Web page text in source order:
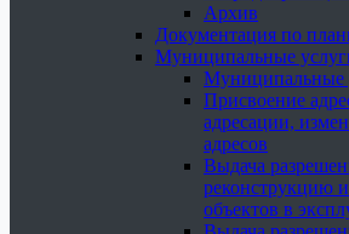
Архив
Документация по
Муниципальные
Муниципальные
Присвоение
адресации,
адресов
Выдача
реконструкцию
объектов в